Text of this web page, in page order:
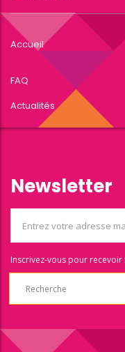
Accueil
FAQ
Actualités
Newsletter
Inscrivez-vous pour